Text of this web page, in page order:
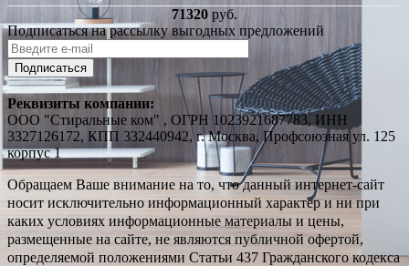
71320 руб.
Подписаться на рассылку выгодных предложений
Подписаться
Реквизиты компании:
ООО "Стиральные ком" , ОГРН 1023921687783, ИНН
3327126172, КПП 332440942, г. Москва, Профсоюзная ул. 125
корпус 1
Обращаем Ваше внимание на то, что данный интернет-сайт
носит исключительно информационный характер и ни при
каких условиях информационные материалы и цены,
размещенные на сайте, не являются публичной офертой,
определяемой положениями Статьи 437 Гражданского кодекса